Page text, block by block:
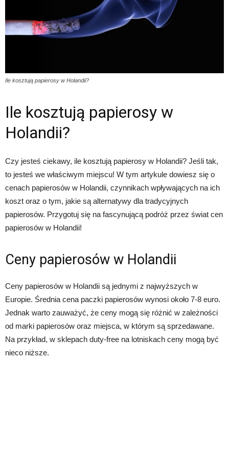
Ile kosztują papierosy w Holandii?
Ile kosztują papierosy w
Holandii?
Czy jesteś ciekawy, ile kosztują papierosy w Holandii? Jeśli tak,
to jesteś we właściwym miejscu! W tym artykule dowiesz się o
cenach papierosów w Holandii, czynnikach wpływających na ich
koszt oraz o tym, jakie są alternatywy dla tradycyjnych
papierosów. Przygotuj się na fascynującą podróż przez świat cen
papierosów w Holandii!
Ceny papierosów w Holandii
Ceny papierosów w Holandii są jednymi z najwyższych w
Europie. Średnia cena paczki papierosów wynosi około 7-8 euro.
Jednak warto zauważyć, że ceny mogą się różnić w zależności
od marki papierosów oraz miejsca, w którym są sprzedawane.
Na przykład, w sklepach duty-free na lotniskach ceny mogą być
nieco niższe.